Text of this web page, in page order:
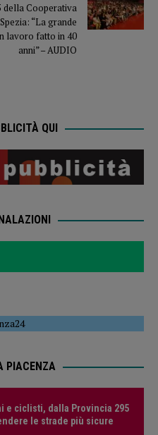
della Cooperativa
“La grande
lavoro fatto in 40
anni” – AUDIO
QUI
PIACENZA
e ciclisti, dalla Provincia 295
le strade più sicure